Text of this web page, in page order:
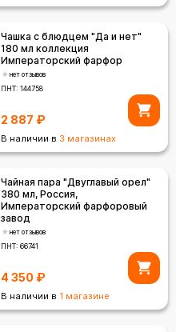
Чашка с блюдцем "Да и нет"
180 мл коллекция
Императорский фарфор
нет отзывов
ПНТ:144758
2 887 ₽
В наличии в 3 магазинах
Чайная пара "Двуглавый орел"
380 мл, Россия,
Императорский фарфоровый
завод
нет отзывов
ПНТ:66741
4 350 ₽
В наличии в 1 магазине